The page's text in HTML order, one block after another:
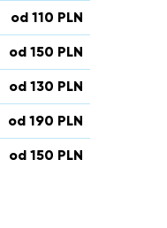
od 110 PLN
od 150 PLN
od 130 PLN
od 190 PLN
od 150 PLN